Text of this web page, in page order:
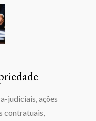
judiciais, ações
contratuais,